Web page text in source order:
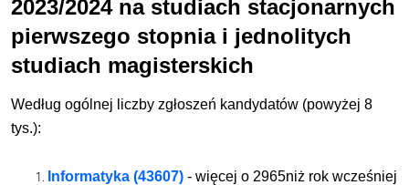
2023/2024 na studiach stacjonarnych
pierwszego stopnia i jednolitych
studiach magisterskich
Według ogólnej liczby zgłoszeń kandydatów (powyżej 8
tys.):
Informatyka (43607) - więcej o 2965niż rok wcześniej